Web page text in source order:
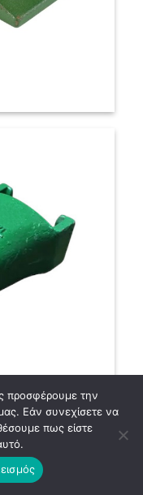
προσφέρουμε την
Εάν συνεχίσετε να
πως είστε